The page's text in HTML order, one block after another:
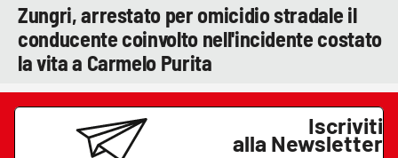
Zungri, arrestato per omicidio stradale il
conducente coinvolto nell'incidente costato
la vita a Carmelo Purita
Iscriviti
alla Newsletter